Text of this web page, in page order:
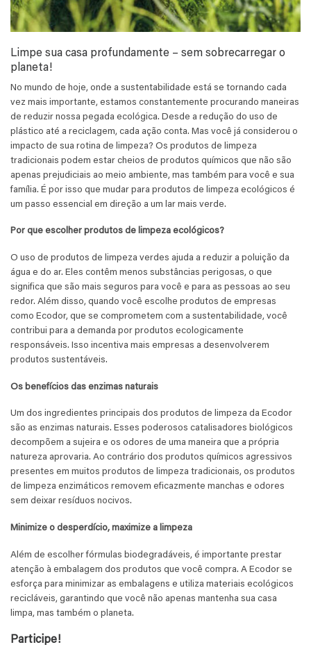
Limpe sua casa profundamente – sem sobrecarregar o
planeta!
No mundo de hoje, onde a sustentabilidade está se tornando cada
vez mais importante, estamos constantemente procurando maneiras
de reduzir nossa pegada ecológica. Desde a redução do uso de
plástico até a reciclagem, cada ação conta. Mas você já considerou o
impacto de sua rotina de limpeza? Os produtos de limpeza
tradicionais podem estar cheios de produtos químicos que não são
apenas prejudiciais ao meio ambiente, mas também para você e sua
família. É por isso que mudar para produtos de limpeza ecológicos é
um passo essencial em direção a um lar mais verde.
Por que escolher produtos de limpeza ecológicos?
O uso de produtos de limpeza verdes ajuda a reduzir a poluição da
água e do ar. Eles contêm menos substâncias perigosas, o que
significa que são mais seguros para você e para as pessoas ao seu
redor. Além disso, quando você escolhe produtos de empresas
como Ecodor, que se comprometem com a sustentabilidade, você
contribui para a demanda por produtos ecologicamente
responsáveis. Isso incentiva mais empresas a desenvolverem
produtos sustentáveis.
Os benefícios das enzimas naturais
Um dos ingredientes principais dos produtos de limpeza da Ecodor
são as enzimas naturais. Esses poderosos catalisadores biológicos
decompõem a sujeira e os odores de uma maneira que a própria
natureza aprovaria. Ao contrário dos produtos químicos agressivos
presentes em muitos produtos de limpeza tradicionais, os produtos
de limpeza enzimáticos removem eficazmente manchas e odores
sem deixar resíduos nocivos.
Minimize o desperdício, maximize a limpeza
Além de escolher fórmulas biodegradáveis, é importante prestar
atenção à embalagem dos produtos que você compra. A Ecodor se
esforça para minimizar as embalagens e utiliza materiais ecológicos
recicláveis, garantindo que você não apenas mantenha sua casa
limpa, mas também o planeta.
Participe!